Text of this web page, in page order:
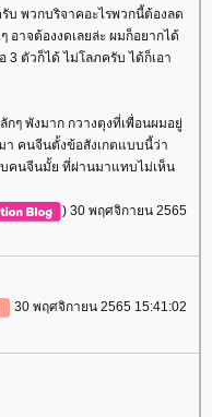
บ พวกบริจาคอะไรพวกนี้ต้องลด
อาจต้องงดเลยล่ะ ผมก็อยากได้
3 ตัวก็ได้ ไม่โลภครับ ได้ก็เอา
ๆ พังมาก กวางตุงที่เพื่อนผมอยู่
า คนจีนตั้งข้อสังเกตแบบนี้ว่า
คนจีนมั้ย ที่ผ่านมาแทบไม่เห็น
) 30 พฤศจิกายน 2565
30 พฤศจิกายน 2565 15:41:02